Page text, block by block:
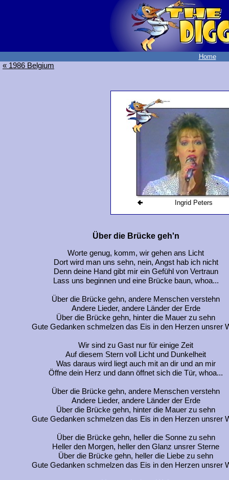
Home
« 1986 Belgium
Ingrid Peters
Über die Brücke geh'n
Worte genug, komm, wir gehen ans Licht
Dort wird man uns sehn, nein, Angst hab ich nicht
Denn deine Hand gibt mir ein Gefühl von Vertraun
Lass uns beginnen und eine Brücke baun, whoa...
Über die Brücke gehn, andere Menschen verstehn
Andere Lieder, andere Länder der Erde
Über die Brücke gehn, hinter die Mauer zu sehn
Gute Gedanken schmelzen das Eis in den Herzen unsrer
Wir sind zu Gast nur für einige Zeit
Auf diesem Stern voll Licht und Dunkelheit
Was daraus wird liegt auch mit an dir und an mir
Öffne dein Herz und dann öffnet sich die Tür, whoa...
Über die Brücke gehn, andere Menschen verstehn
Andere Lieder, andere Länder der Erde
Über die Brücke gehn, hinter die Mauer zu sehn
Gute Gedanken schmelzen das Eis in den Herzen unsrer
Über die Brücke gehn, heller die Sonne zu sehn
Heller den Morgen, heller den Glanz unsrer Sterne
Über die Brücke gehn, heller die Liebe zu sehn
Gute Gedanken schmelzen das Eis in den Herzen unsrer